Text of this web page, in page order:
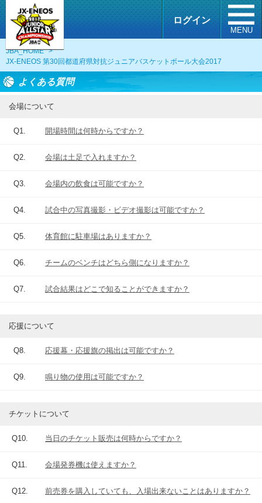
ログイン
MENU
JBA_HOME
>
JX-ENEOS 第30回都道府県対抗ジュニアバスケットボール大会2017
よくある質問
会場について
Q1. 開場時間は何時からですか？
Q2. 会場は土足で入れますか？
Q3. 会場内の飲食は可能ですか？
Q4. 試合中の写真撮影・ビデオ撮影は可能ですか？
Q5. 体育館に駐車場はありますか？
Q6. チームのベンチはどちら側になりますか？
Q7. 試合結果はどこで知ることができますか？
応援について
Q8. 応援幕・応援旗の掲出は可能ですか？
Q9. 鳴り物の使用は可能ですか？
チケットについて
Q10. 当日のチケット販売は何時からですか？
Q11. 会場発券機は使えますか？
Q12. 前売券を購入していても、入場出来ないことはありますか？